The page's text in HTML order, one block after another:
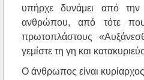
υπήρχε δυνάμει από
ανθρώπου, από τότε
πρωτοπλάστους
γεμίστε τη γη και
Ο άνθρωπος είναι κυρίαρχος